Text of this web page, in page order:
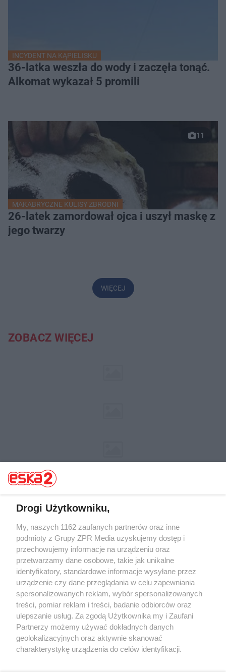
INCYDENT NA KĄPIELISKU
36-latka weszła do wody i zaczęła tonąć.
Alkomat wykazał 5 promili
11
MAKABRYCZNE KULISY ZBRODNI
26-latek zamordował ojca i uszył maskę z
jego twarzy
WIĘCEJ
ZOBACZ WIĘCEJ
Żaden utwór zamieszczony w serwisie nie może być powielany i
rozpowszechniany lub dalej rozpowszechniany w jakikolwiek sposób (w
tym także elektroniczny lub mechaniczny) na jakimkolwiek polu
eksploatacji w jakiejkolwiek formie, włącznie z umieszczaniem w
Internecie bez pisemnej zgody właściciela praw. Jakiekolwiek użycie lub
wykorzystanie utworów w całości lub w części z naruszeniem prawa,
tzn. bez właściwej zgody, jest zabronione pod groźbą kary i może być
ścigane prawnie.
Drogi Użytkowniku,
My, naszych 1162 zaufanych partnerów oraz inne
podmioty z Grupy ZPR Media uzyskujemy dostęp i
przechowujemy informacje na urządzeniu oraz
przetwarzamy dane osobowe, takie jak unikalne
identyfikatory, standardowe informacje wysyłane przez
urządzenie czy dane przeglądania w celu zapewniania
spersonalizowanych reklam, wybór spersonalizowanych
treści, pomiar reklam i treści, badanie odbiorców oraz
ulepszanie usług. Za zgodą Użytkownika my i Zaufani
Partnerzy możemy używać dokładnych danych
geolokalizacyjnych oraz aktywnie skanować
charakterystykę urządzenia do celów identyfikacji.